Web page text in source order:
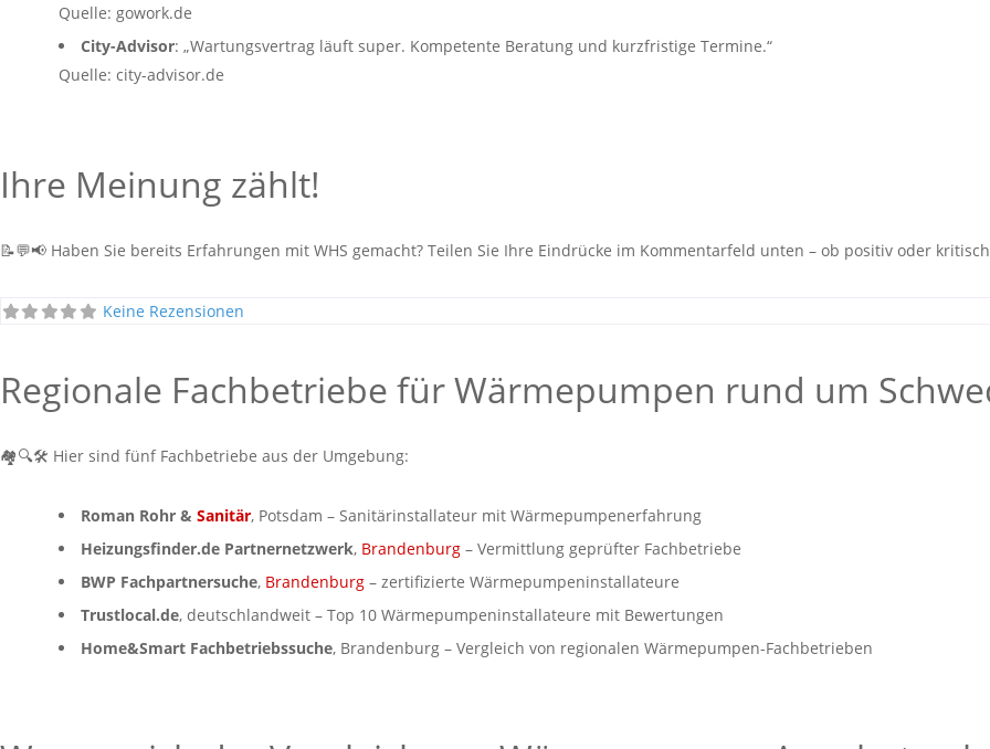
Quelle: gowork.de
City-Advisor: „Wartungsvertrag läuft super. Kompetente Beratung und kurzfristige Termine.“
Quelle: city-advisor.de
Ihre Meinung zählt!
📝💬📢 Haben Sie bereits Erfahrungen mit WHS gemacht? Teilen Sie Ihre Eindrücke im Kommentarfeld unten – ob positiv oder
Keine Rezensionen
Regionale Fachbetriebe für Wärmepumpen rund um
🏘️🔍🛠️ Hier sind fünf Fachbetriebe aus der Umgebung:
Roman Rohr & Sanitär, Potsdam – Sanitärinstallateur mit Wärmepumpenerfahrung
Heizungsfinder.de Partnernetzwerk, Brandenburg – Vermittlung geprüfter Fachbetriebe
BWP Fachpartnersuche, Brandenburg – zertifizierte Wärmepumpeninstallateure
Trustlocal.de, deutschlandweit – Top 10 Wärmepumpeninstallateure mit Bewertungen
Home&Smart Fachbetriebssuche, Brandenburg – Vergleich von regionalen Wärmepumpen-Fachbetrieben